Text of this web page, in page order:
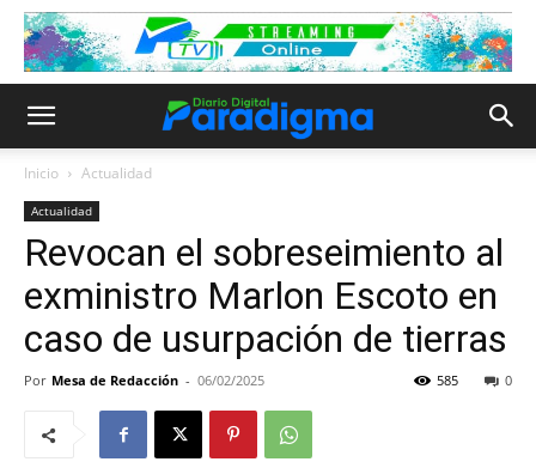
Inicio Actualidad
Actualidad
Revocan el sobreseimiento al
exministro Marlon Escoto en
caso de usurpación de tierras
Por Mesa de Redacción - 06/02/2025 0
585